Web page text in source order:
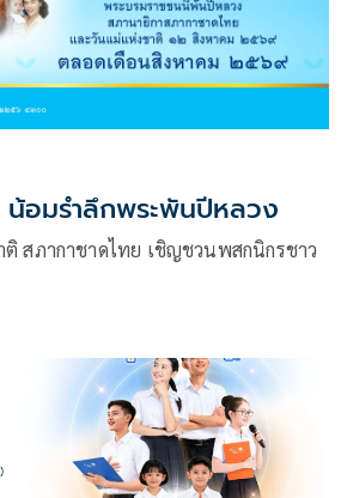
น้อมรำลึกพระพันปีหลวง
สภากาชาดไทย เชิญชวนพสกนิกรชาว